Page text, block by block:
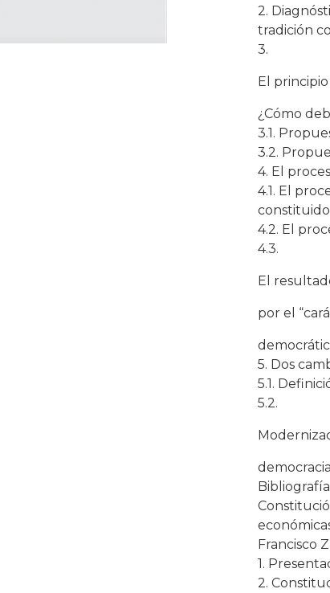
2.
tradición
3.
El
¿Cómo
3.1.
3.2.
4. El
4.1. El
4.2. El
4.3.
El
por el
5. Dos
5.1.
5.2.
Francisco
1.
2.